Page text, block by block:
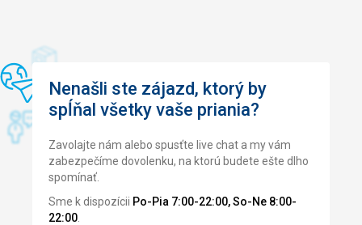
Nenašli ste zájazd, ktorý by
spĺňal všetky vaše priania?
Zavolajte nám alebo spusťte live chat a my vám
zabezpečíme dovolenku, na ktorú budete ešte dlho
spomínať.
Sme k dispozícii Po-Pia 7:00-22:00, So-Ne 8:00-
22:00